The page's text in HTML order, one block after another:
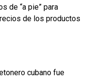
de “a pie” para
de los productos
cubano fue